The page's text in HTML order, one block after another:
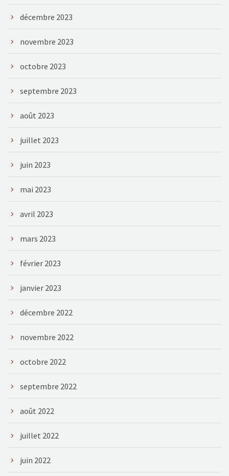
décembre 2023
novembre 2023
octobre 2023
septembre 2023
août 2023
juillet 2023
juin 2023
mai 2023
avril 2023
mars 2023
février 2023
janvier 2023
décembre 2022
novembre 2022
octobre 2022
septembre 2022
août 2022
juillet 2022
juin 2022